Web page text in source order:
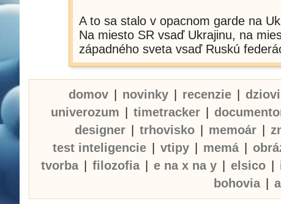
A to sa stalo v opacnom garde na
Na miesto SR vsaď Ukrajinu, na
západného sveta vsaď Ruskú
domov novinky recenzie
univerozum
timetracker
designer
trhovisko memoár
test inteligencie
vtipy memá
tvorba
filozofia e na x na y elsico
bohovia